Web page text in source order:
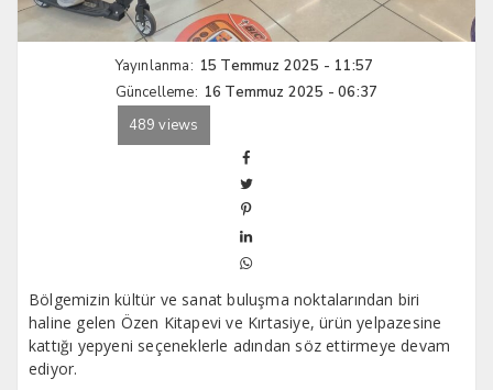
Yayınlanma: 15 Temmuz 2025 - 11:57
Güncelleme: 16 Temmuz 2025 - 06:37
489 views
Bölgemizin kültür ve sanat buluşma noktalarından biri
haline gelen Özen Kitapevi ve Kırtasiye, ürün yelpazesine
kattığı yepyeni seçeneklerle adından söz ettirmeye devam
ediyor.